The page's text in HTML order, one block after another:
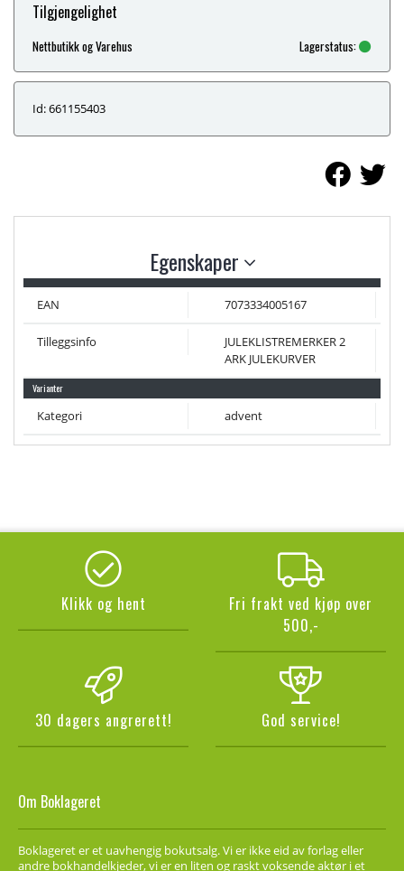
Tilgjengelighet
Nettbutikk og Varehus Lagerstatus:
Id: 661155403
Egenskaper
EAN 7073334005167
Tilleggsinfo
JULEKLISTREMERKER 2
ARK JULEKURVER
Varianter
Kategori advent
Klikk og hent
Fri frakt ved kjøp over
500,-
30 dagers angrerett! God service!
Om Boklageret
Boklageret er et uavhengig bokutsalg. Vi er ikke eid av forlag eller
andre bokhandelkjeder, vi er en liten og raskt voksende aktør i et